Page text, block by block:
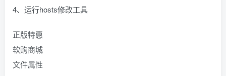
4、运行hosts修改工具
正版特惠
软购商城
文件属性